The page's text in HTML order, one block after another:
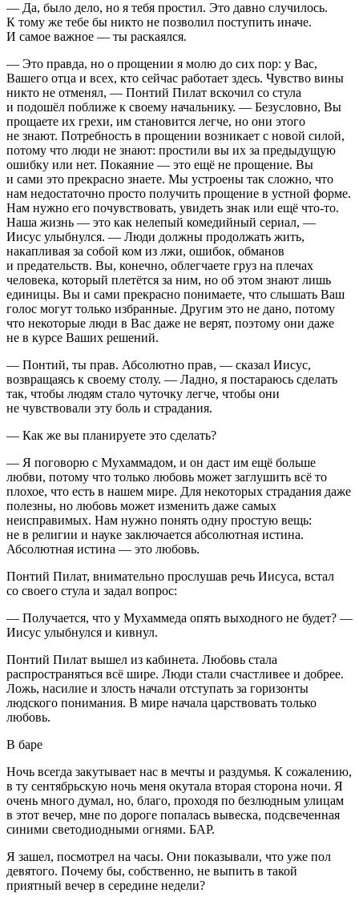
— Да, было дело, но я тебя простил. Это давно случилось.
К тому же тебе бы никто не позволил поступить иначе.
И самое важное — ты раскаялся.
— Это правда, но о прощении я молю до сих пор: у Вас,
Вашего отца и всех, кто сейчас работает здесь. Чувство вины
никто не отменял, — Понтий Пилат вскочил со стула
и подошёл поближе к своему начальнику. — Безусловно, Вы
прощаете их грехи, им становится легче, но они этого
не знают. Потребность в прощении возникает с новой силой,
потому что люди не знают: простили вы их за предыдущую
ошибку или нет. Покаяние — это ещё не прощение. Вы
и сами это прекрасно знаете. Мы устроены так сложно, что
нам недостаточно просто получить прощение в устной форме.
Нам нужно его почувствовать, увидеть знак или ещё что-то.
Наша жизнь — это как нелепый комедийный сериал, —
Иисус улыбнулся. — Люди должны продолжать жить,
накапливая за собой ком из лжи, ошибок, обманов
и предательств. Вы, конечно, облегчаете груз на плечах
человека, который плетётся за ним, но об этом знают лишь
единицы. Вы и сами прекрасно понимаете, что слышать Ваш
голос могут только избранные. Другим это не дано, потому
что некоторые люди в Вас даже не верят, поэтому они даже
не в курсе Ваших решений.
— Понтий, ты прав. Абсолютно прав, — сказал Иисус,
возвращаясь к своему столу. — Ладно, я постараюсь сделать
так, чтобы людям стало чуточку легче, чтобы они
не чувствовали эту боль и страдания.
— Как же вы планируете это сделать?
— Я поговорю с Мухаммадом, и он даст им ещё больше
любви, потому что только любовь может заглушить всё то
плохое, что есть в нашем мире. Для некоторых страдания даже
полезны, но любовь может изменить даже самых
неисправимых. Нам нужно понять одну простую вещь:
не в религии и науке заключается абсолютная истина.
Абсолютная истина — это любовь.
Понтий Пилат, внимательно прослушав речь Иисуса, встал
со своего стула и задал вопрос:
— Получается, что у Мухаммеда опять выходного не будет? —
Иисус улыбнулся и кивнул.
Понтий Пилат вышел из кабинета. Любовь стала
распространяться всё шире. Люди стали счастливее и добрее.
Ложь, насилие и злость начали отступать за горизонты
людского понимания. В мире начала царствовать только
любовь.
В баре
Ночь всегда закутывает нас в мечты и раздумья. К сожалению,
в ту сентябрьскую ночь меня окутала вторая сторона ночи. Я
очень много думал, но, благо, проходя по безлюдным улицам
в этот вечер, мне по дороге попалась вывеска, подсвеченная
синими светодиодными огнями. БАР.
Я зашел, посмотрел на часы. Они показывали, что уже пол
девятого. Почему бы, собственно, не выпить в такой
приятный вечер в середине недели?